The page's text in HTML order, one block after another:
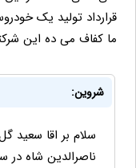
قرارداد تولید یک
ما کفاف می ده این
شروین:
سلام بر اقا سعید